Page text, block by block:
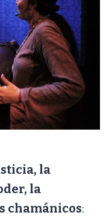
la
la
chamánicos: